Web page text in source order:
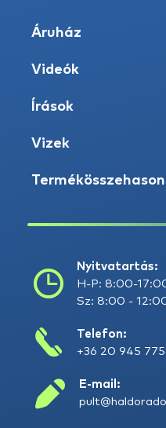
Áruház
Videók
Írások
Vizek
Nyitvatartás:
H-P: 8:00-
Sz: 8:00 -
Telefon:
+36 20 945
E-mail: